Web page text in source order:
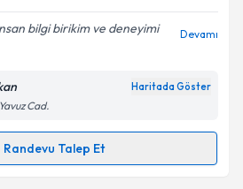
bilgi birikim ve deneyimi
Devamı
Haritada Göster
Cad.
Randevu Talep Et
Talebi